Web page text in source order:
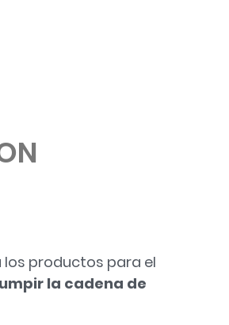
CHX O MENOS»
los productos para el
la cadena de